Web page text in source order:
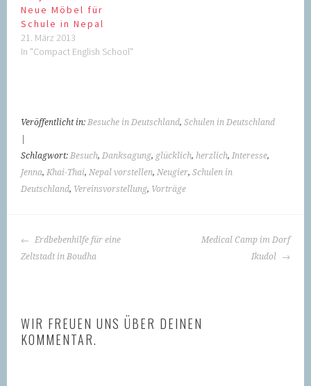
Neue Möbel für
Schule in Nepal
21. März 2013
In "Compact English School"
Veröffentlicht in: Besuche in Deutschland,Schulen in Deutschland
Schlagwort: Besuch, Danksagung, glücklich, herzlich, Interesse,
Jenna, Khai-Thai, Nepal vorstellen, Neugier,Schulen in
Deutschland, Vereinsvorstellung, Vorträge
BEITRAGS-
NAVIGATION
Erdbebenhilfe für eine
Zeltstadt in Boudha
Medical Camp im Dorf
Ikudol
WIR FREUEN UNS ÜBER DEINEN
KOMMENTAR.